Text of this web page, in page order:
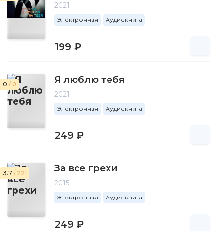
2021
Электронная Аудиокнига
199 ₽
0 / 0 Я люблю тебя
2021
Электронная Аудиокнига
249 ₽
3.7 / 221 За все грехи
2015
Электронная Аудиокнига
249 ₽